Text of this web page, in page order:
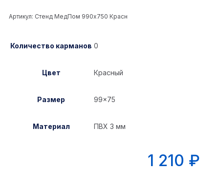
Артикул: Стенд МедПом 990x750 Красн
Количество карманов 0
Цвет Красный
Размер 99×75
Материал ПВХ 3 мм
1 210 ₽